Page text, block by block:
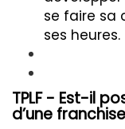
se faire sa
ses heures.
TPLF - Est-il
d’une